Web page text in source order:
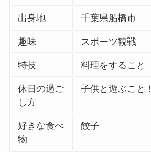
出身地 千葉県船橋市
趣味 スポーツ観戦
特技 料理をすること
休日の過ご
し方
子供と遊ぶこと！
好きな食べ
物
餃子